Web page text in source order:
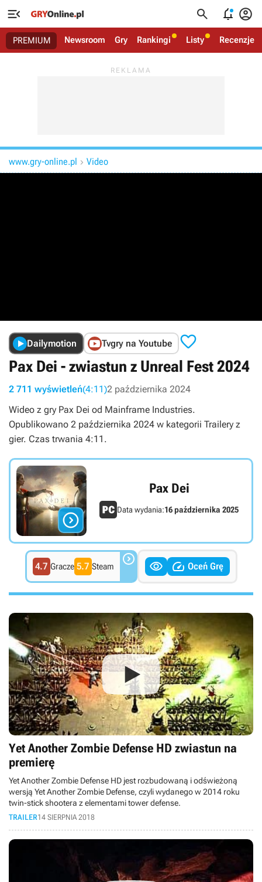
   
PREMIUM Newsroom Gry Rankingi Listy Recenzje
www.gry-online.pl  Video
Dailymotion Tvgry na Youtube 
Pax Dei - zwiastun z Unreal Fest 2024
2 711 wyświetleń(4:11)2 października 2024
Wideo z gry Pax Dei od Mainframe Industries.
Opublikowano 2 października 2024 w kategorii Trailery z
gier. Czas trwania 4:11.

Pax Dei
Data wydania:16 października 2025
4.7 Gracze 5.7 Steam    Oceń Grę
Yet Another Zombie Defense HD zwiastun na
premierę
Yet Another Zombie Defense HD jest rozbudowaną i odświeżoną
wersją Yet Another Zombie Defense, czyli wydanego w 2014 roku
twin-stick shootera z elementami tower defense.
TRAILER14 SIERPNIA 2018